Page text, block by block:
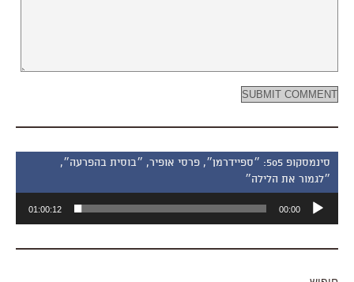
סינמסקופ 505: ״ספיידרמן״, פרסי אופיר, ״בוסית בהפרעה״,
״לגמור את הלילה״
אודיו
00:00
01:00:12